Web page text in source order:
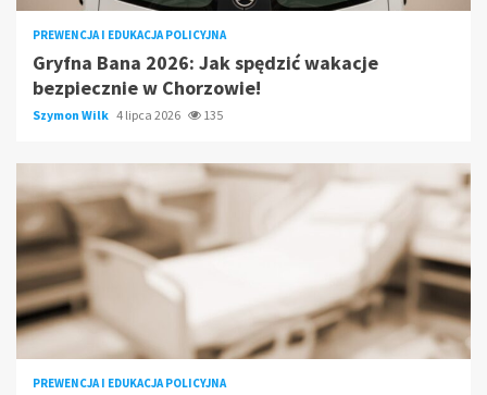
PREWENCJA I EDUKACJA POLICYJNA
Gryfna Bana 2026: Jak spędzić wakacje
bezpiecznie w Chorzowie!
Szymon Wilk 4 lipca 2026 135
PREWENCJA I EDUKACJA POLICYJNA